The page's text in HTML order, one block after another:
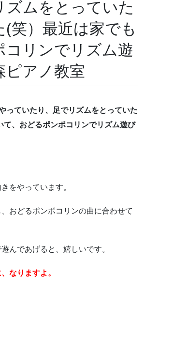
ムをとっていた
笑）最近は家でも
リンでリズム遊
ピアノ教室
ていたり、足でリズムをとっていた
て、おどるポンポコリンでリズム遊び
をやっています。
おどるポンポコリンの曲に合わせて
んであげると、嬉しいです。
なりますよ。